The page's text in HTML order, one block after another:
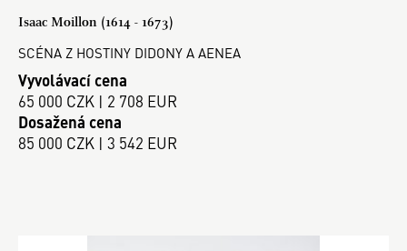
Isaac Moillon (1614 - 1673)
SCÉNA Z HOSTINY DIDONY A AENEA
Vyvolávací cena
65 000 CZK | 2 708 EUR
Dosažená cena
85 000 CZK | 3 542 EUR